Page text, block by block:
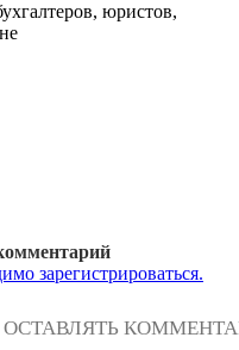
юристов,
зарегистрироваться.